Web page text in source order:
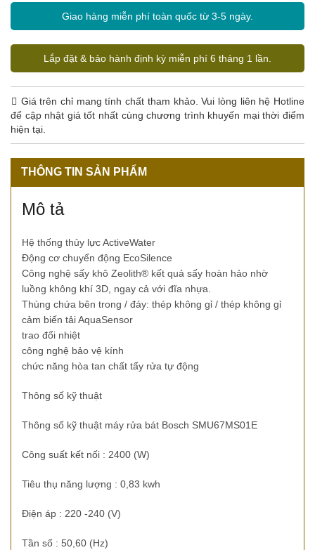
Giao hàng miễn phí toàn quốc từ 3-5 ngày.
Lắp đặt & bảo hành định kỳ miễn phí 6 tháng 1 lần.
Giá trên chỉ mang tính chất tham khảo. Vui lòng liên hệ Hotline
để cập nhật giá tốt nhất cùng chương trình khuyến mại thời điểm
hiện tại.
THÔNG TIN SẢN PHẨM
Mô tả
Hệ thống thủy lực ActiveWater
Động cơ chuyển động EcoSilence
Công nghệ sấy khô Zeolith® kết quả sấy hoàn hảo nhờ
luồng không khí 3D, ngay cả với đĩa nhựa.
Thùng chứa bên trong / đáy: thép không gỉ / thép không gỉ
cảm biến tải AquaSensor
trao đổi nhiệt
công nghệ bảo vệ kính
chức năng hòa tan chất tẩy rửa tự động
Thông số kỹ thuật
Thông số kỹ thuật máy rửa bát Bosch SMU67MS01E
Công suất kết nối : 2400 (W)
Tiêu thụ năng lượng : 0,83 kwh
Điện áp : 220 -240 (V)
Tần số : 50,60 (Hz)